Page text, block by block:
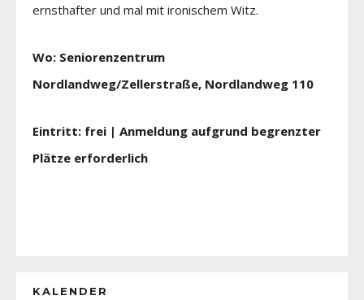
ernsthafter und mal mit ironischem Witz.
Wo: Seniorenzentrum
Nordlandweg/Zellerstraße, Nordlandweg 110
Eintritt: frei | Anmeldung aufgrund begrenzter
Plätze erforderlich
KALENDER